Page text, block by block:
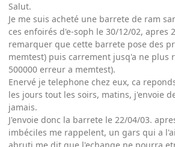
Salut.
Je me suis acheté une barrete de ram
ces enfoirés d'e-soph le 30/12/02, apres
remarquer que cette barrete pose des
memtest) puis carrement jusq'a ne plus
500000 erreur a memtest).
Enervé je telephone chez eux, ca
les jours tout les soirs, matins, j'envoie
jamais.
J'envoie donc la barrete le 22/04/03.
imbéciles me rappelent, un gars qui a